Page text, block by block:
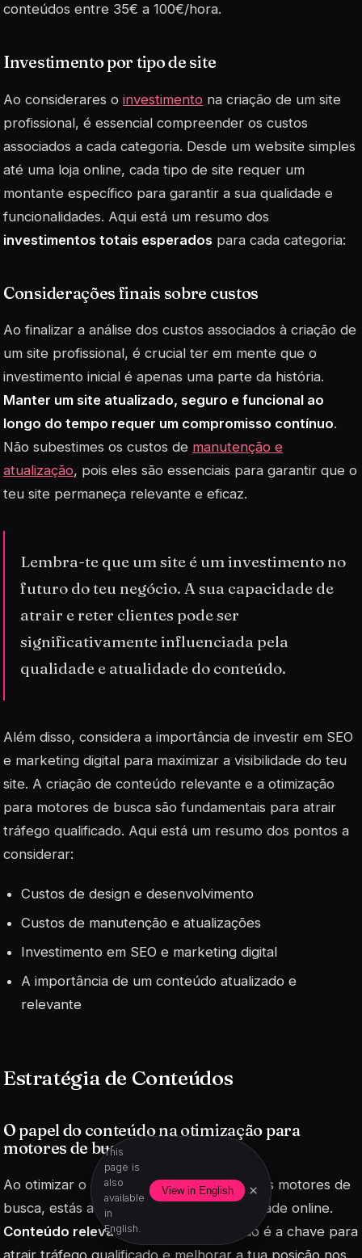
This
page is
also
available
in
English.
View in English ×
conteúdos entre 35€ a 100€/hora.
Investimento por tipo de site
Ao considerares o investimento na criação de um site
profissional, é essencial compreender os custos
associados a cada categoria. Desde um website simples
até uma loja online, cada tipo de site requer um
montante específico para garantir a sua qualidade e
funcionalidades. Aqui está um resumo dos
investimentos totais esperados para cada categoria:
Considerações finais sobre custos
Ao finalizar a análise dos custos associados à criação de
um site profissional, é crucial ter em mente que o
investimento inicial é apenas uma parte da história.
Manter um site atualizado, seguro e funcional ao
longo do tempo requer um compromisso contínuo.
Não subestimes os custos de manutenção e
atualização, pois eles são essenciais para garantir que o
teu site permaneça relevante e eficaz.
Lembra-te que um site é um investimento no
futuro do teu negócio. A sua capacidade de
atrair e reter clientes pode ser
significativamente influenciada pela
qualidade e atualidade do conteúdo.
Além disso, considera a importância de investir em SEO
e marketing digital para maximizar a visibilidade do teu
site. A criação de conteúdo relevante e a otimização
para motores de busca são fundamentais para atrair
tráfego qualificado. Aqui está um resumo dos pontos a
considerar:
Custos de design e desenvolvimento
Custos de manutenção e atualizações
Investimento em SEO e marketing digital
A importância de um conteúdo atualizado e
relevante
Estratégia de Conteúdos
O papel do conteúdo na otimização para
motores de busca
Ao otimizar o conteúdo do teu site para os motores de
busca, estás a garantir uma maior visibilidade online.
Conteúdo relevantee bem estruturado é a chave para
atrair tráfego qualificado e melhorar a tua posição nos